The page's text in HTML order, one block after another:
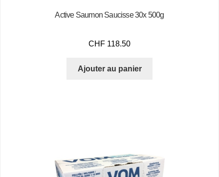
Active Saumon Saucisse 30x 500g
CHF 118.50
Ajouter au panier